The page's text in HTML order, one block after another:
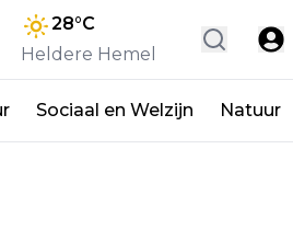
28°C
Heldere Hemel
Sociaal en Welzijn Natuur